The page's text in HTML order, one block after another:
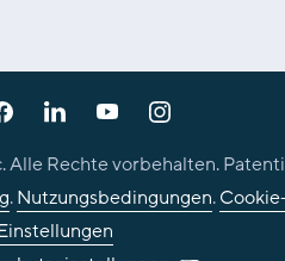
Alle Rechte vorbehalten.
.Nutzungsbedingungen.